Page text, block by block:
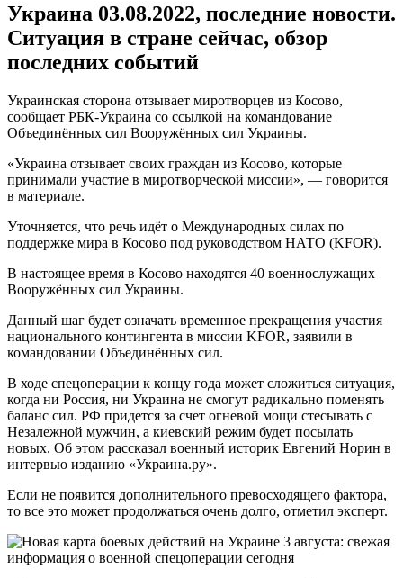
Украина 03.08.2022, последние новости.
Ситуация в стране сейчас, обзор
последних событий
Украинская сторона отзывает миротворцев из Косово,
сообщает РБК-Украина со ссылкой на командование
Объединённых сил Вооружённых сил Украины.
«Украина отзывает своих граждан из Косово, которые
принимали участие в миротворческой миссии», — говорится
в материале.
Уточняется, что речь идёт о Международных силах по
поддержке мира в Косово под руководством НАТО (KFOR).
В настоящее время в Косово находятся 40 военнослужащих
Вооружённых сил Украины.
Данный шаг будет означать временное прекращения участия
национального контингента в миссии KFOR, заявили в
командовании Объединённых сил.
В ходе спецоперации к концу года может сложиться ситуация,
когда ни Россия, ни Украина не смогут радикально поменять
баланс сил. РФ придется за счет огневой мощи стесывать с
Незалежной мужчин, а киевский режим будет посылать
новых. Об этом рассказал военный историк Евгений Норин в
интервью изданию «Украина.ру».
Если не появится дополнительного превосходящего фактора,
то все это может продолжаться очень долго, отметил эксперт.